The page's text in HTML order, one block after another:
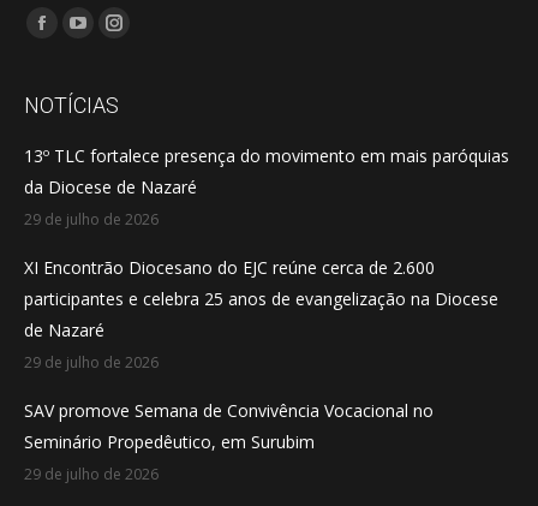
Encontre-nos em:
Facebook
opens
new
window
YouTube
opens
new
window
Instagram
opens
new
window
NOTÍCIAS
13º TLC fortalece presença do movimento em mais paróquias
da Diocese de Nazaré
29 de julho de 2026
XI Encontrão Diocesano do EJC reúne cerca de 2.600
participantes e celebra 25 anos de evangelização na Diocese
de Nazaré
29 de julho de 2026
SAV promove Semana de Convivência Vocacional no
Seminário Propedêutico, em Surubim
29 de julho de 2026